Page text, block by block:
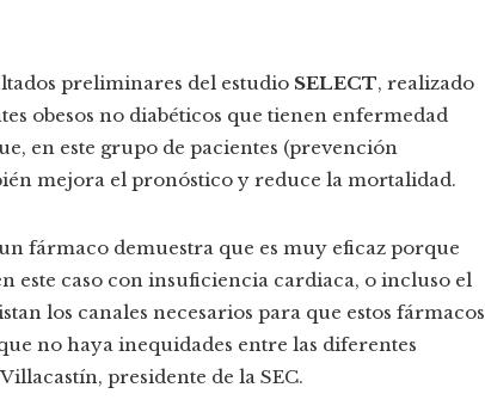
preliminares del estudio SELECT, realizado
obesos no diabéticos que tienen enfermedad
en este grupo de pacientes (prevención
mejora el pronóstico y reduce la mortalidad.
fármaco demuestra que es muy eficaz porque
este caso con insuficiencia cardiaca, o incluso el
los canales necesarios para que estos fármacos
no haya inequidades entre las diferentes
presidente de la SEC.